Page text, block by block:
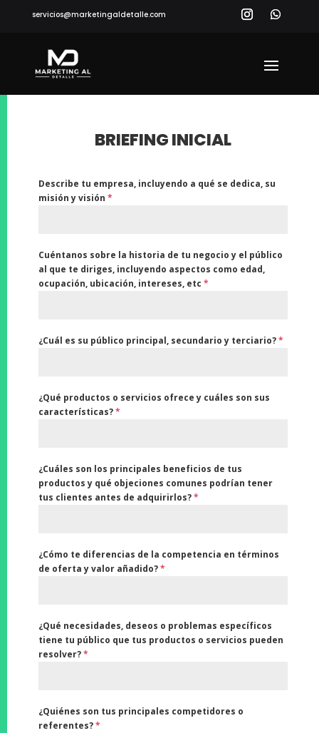
servicios@marketingaldetalle.com
BRIEFING INICIAL
Describe tu empresa, incluyendo a qué se dedica, su
misión y visión *
Cuéntanos sobre la historia de tu negocio y el público
al que te diriges, incluyendo aspectos como edad,
ocupación, ubicación, intereses, etc *
¿Cuál es su público principal, secundario y terciario?*
¿Qué productos o servicios ofrece y cuáles son sus
características?*
¿Cuáles son los principales beneficios de tus
productos y qué objeciones comunes podrían tener
tus clientes antes de adquirirlos?*
¿Cómo te diferencias de la competencia en términos
de oferta y valor añadido?*
¿Qué necesidades, deseos o problemas específicos
tiene tu público que tus productos o servicios pueden
resolver?*
¿Quiénes son tus principales competidores o
referentes?*